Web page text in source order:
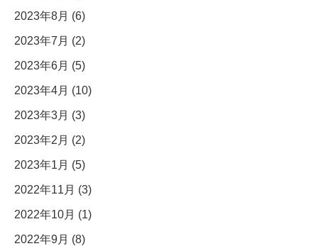
2023年8月 (6)
2023年7月 (2)
2023年6月 (5)
2023年4月 (10)
2023年3月 (3)
2023年2月 (2)
2023年1月 (5)
2022年11月 (3)
2022年10月 (1)
2022年9月 (8)